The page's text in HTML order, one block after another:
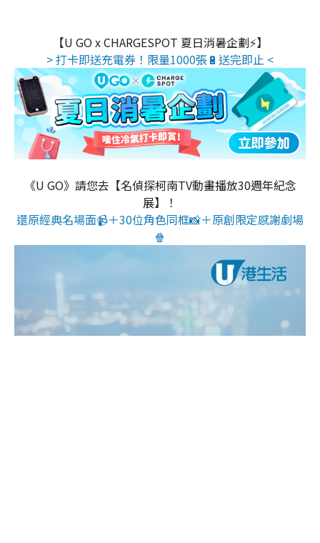
【U GO x CHARGESPOT 夏日消暑企劃⚡】
> 打卡即送充電券！限量1000張🔋送完即止 <
《U GO》請您去【名偵探柯南TV動畫播放30週年紀念
展】！
還原經典名場面📹＋30位角色同框📸＋原創限定感謝劇場
🍿